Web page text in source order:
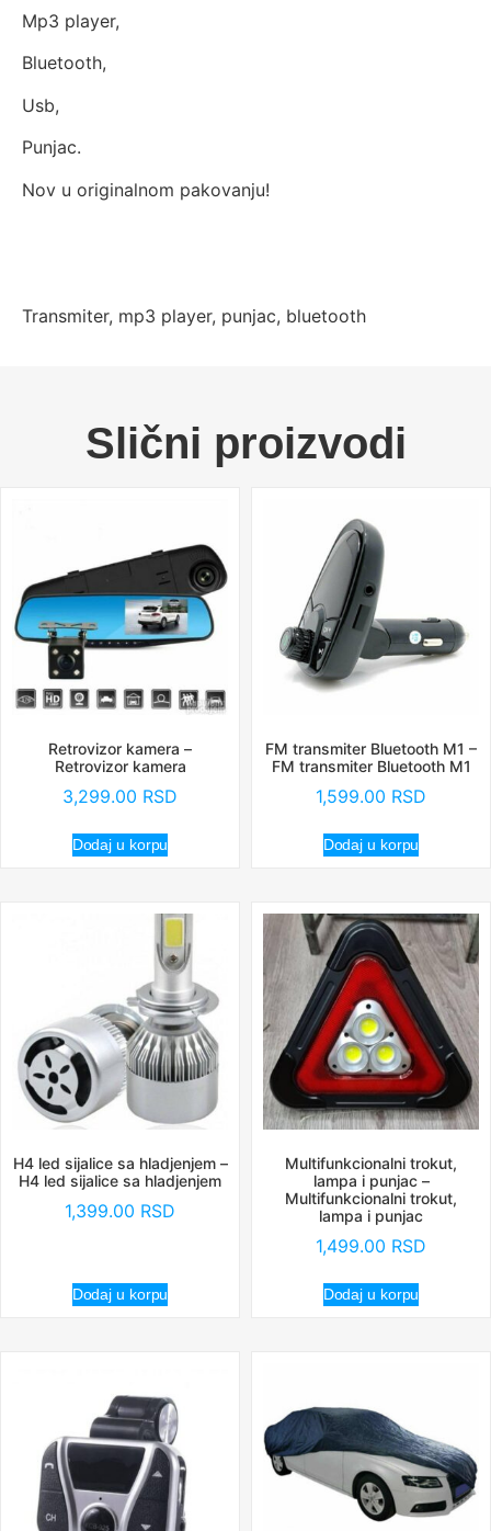
Mp3 player,
Bluetooth,
Usb,
Punjac.
Nov u originalnom pakovanju!
Transmiter, mp3 player, punjac, bluetooth
Slični proizvodi
Retrovizor kamera –
Retrovizor kamera
3,299.00 RSD
Dodaj u korpu
FM transmiter Bluetooth M1 –
FM transmiter Bluetooth M1
1,599.00 RSD
Dodaj u korpu
H4 led sijalice sa hladjenjem –
H4 led sijalice sa hladjenjem
1,399.00 RSD
Dodaj u korpu
Multifunkcionalni trokut,
lampa i punjac –
Multifunkcionalni trokut,
lampa i punjac
1,499.00 RSD
Dodaj u korpu